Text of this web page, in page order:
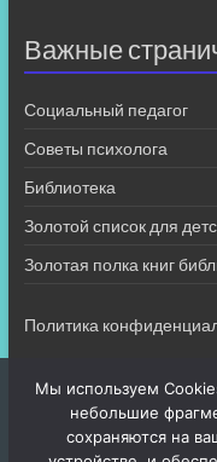
Важные
Социальный педагог
Советы психолога
Библиотека
Золотой список для
Золотая полка книг
Политика
Мы используем
небольшие
сохраняются на